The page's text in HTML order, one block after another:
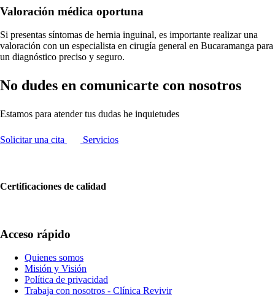
Valoración médica oportuna
Si presentas síntomas de hernia inguinal, es importante realizar una
valoración con un especialista en cirugía general en Bucaramanga para
un diagnóstico preciso y seguro.
No dudes en comunicarte con nosotros
Estamos para atender tus dudas he inquietudes
Solicitar una cita Servicios
Certificaciones de calidad
Acceso rápido
Quienes somos
Misión y Visión
Política de privacidad
Trabaja con nosotros - Clínica Revivir